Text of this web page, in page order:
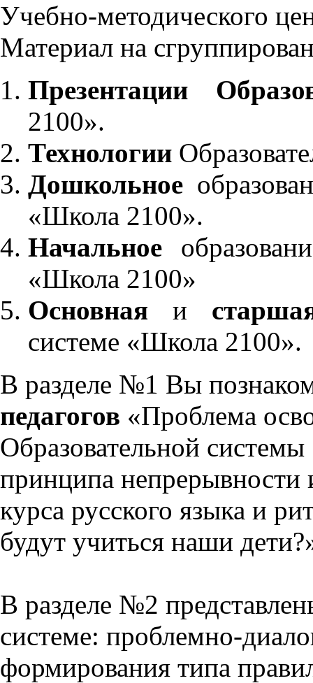
Учебно-методического
Материал на
Презентации
2100».
Технологии
Дошкольное
«Школа 2100».
Начальное
«Школа 2100»
Основнаяи
системе «Школа 2100».
В разделе №1 Вы
педагогов «Проблема
Образовательной
принципа непрерывности
курса русского языка и
будут учиться наши
В разделе №2
системе: проблемно-
формирования типа